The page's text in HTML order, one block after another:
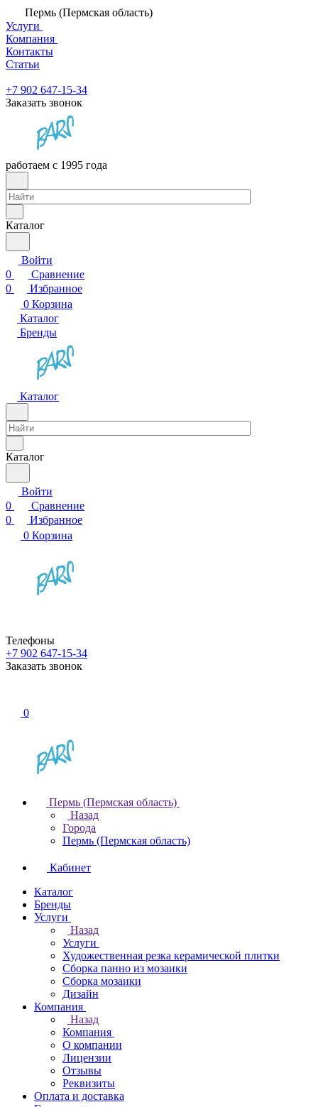
Пермь (Пермская область)
Услуги
Компания
Контакты
Статьи
+7 902 647-15-34
Заказать звонок
работаем с 1995 года
Каталог
Войти
0
Сравнение
0
Избранное
0 Корзина
Каталог
Бренды
Каталог
Каталог
Войти
0
Сравнение
0
Избранное
0 Корзина
Телефоны
+7 902 647-15-34
Заказать звонок
0
Пермь (Пермская область)
Назад
Города
Пермь (Пермская область)
Кабинет
Каталог
Бренды
Услуги
Назад
Услуги
Художественная резка керамической плитки
Сборка панно из мозаики
Сборка мозаики
Дизайн
Компания
Назад
Компания
О компании
Лицензии
Отзывы
Реквизиты
Оплата и доставка